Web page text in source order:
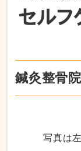
鍼灸整骨
写真は